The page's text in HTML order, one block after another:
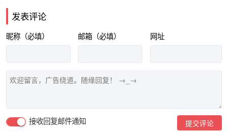
发表评论
昵称（必填） 邮箱（必填） 网址
接收回复邮件通知 提交评论